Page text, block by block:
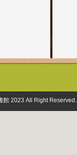
館 2023 All Right Reserved.